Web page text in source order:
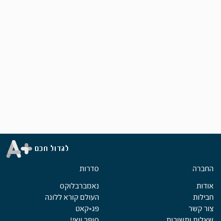
החברה
אודות
חבילות
צור קשר
סדרות
נאמברבלוקס
העולם קורא ללונה
פג+קאט